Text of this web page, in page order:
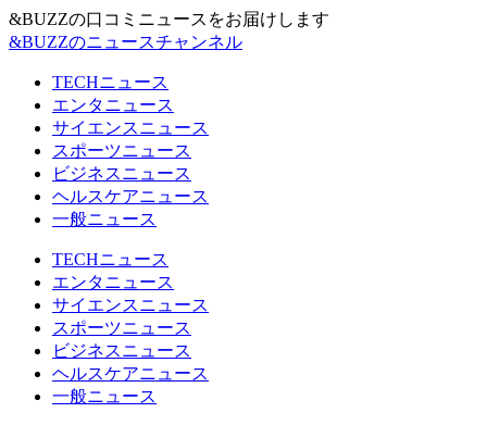
&BUZZの口コミニュースをお届けします
&BUZZのニュースチャンネル
TECHニュース
エンタニュース
サイエンスニュース
スポーツニュース
ビジネスニュース
ヘルスケアニュース
一般ニュース
TECHニュース
エンタニュース
サイエンスニュース
スポーツニュース
ビジネスニュース
ヘルスケアニュース
一般ニュース